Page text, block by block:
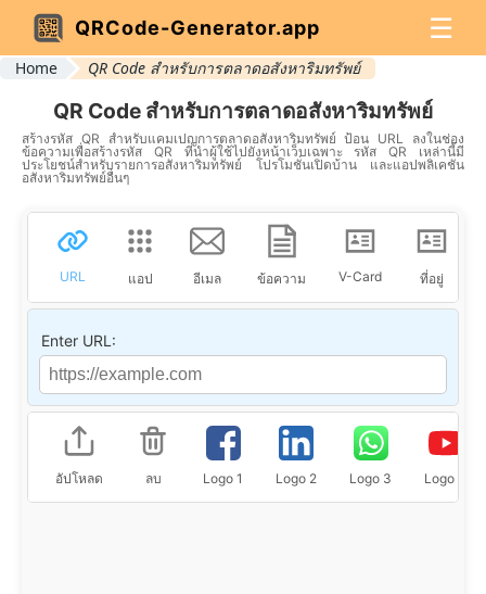
QRCode-Generator.app ☰
Home QR Code สำหรับการตลาดอสังหาริมทรัพย์
QR Code สำหรับการตลาดอสังหาริมทรัพย์
สร้างรหัส QR สำหรับแคมเปญการตลาดอสังหาริมทรัพย์ ป้อน URL ลงในช่อง
ข้อความเพื่อสร้างรหัส QR ที่นำผู้ใช้ไปยังหน้าเว็บเฉพาะ รหัส QR เหล่านี้มี
ประโยชน์สำหรับรายการอสังหาริมทรัพย์ โปรโมชั่นเปิดบ้าน และแอปพลิเคชัน
อสังหาริมทรัพย์อื่นๆ
URL แอป อีเมล ข้อความ V-Card ที่อยู่
Enter URL:
อัปโหลด ลบ Logo 1 Logo 2 Logo 3 Logo 4